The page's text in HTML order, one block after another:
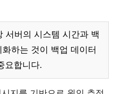
서버의 시스템 시간과 백
하는 것이 백업 데이터
요합니다.